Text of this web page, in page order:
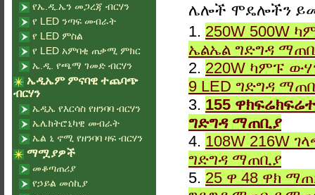
ሌሎች ሞዴሎችን
1. 250W 500W
ኤልኤል ግድግዳ
2. 220W ካምፑ
9 LED ግድግዳ
3. 155
ግድግዳ ማጠቢያ
4. 108W 216W
ግድግዳ ማጠቢያ
5. 25 ዋ 48 ዋክ
የኤ.ዲ.ኤን መጋረጃ ብርሃን
የ LED ንጣፍ መብራት
የ LED ምስል
የ LED አምባቂ ጠቃሚ ምክር
ኤ.ዲ. የጫማ ገመድ ብርሃን
ኤዲኤም ምናባዊ ተጨባጭ
ብርሃን
ኤዲኤ የእርሳስ የዘንባባ ብርሃን
ኤሌክትሮኒካዊ መብራት
ኤል ኒ ኖሚ የዘንባባ ዛፍ ብርሃን
ማሟያዎች
መቆጣጠሪያ
የኃይል መሰኪያ